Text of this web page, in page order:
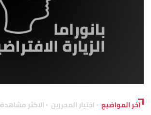
آخر المواضيع اختيار المحررين الاكثر مشاهدة